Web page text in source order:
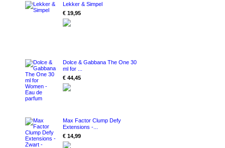
Lekker & Simpel
€ 19,95
Dolce & Gabbana The One 30
ml for ...
€ 44,45
Max Factor Clump Defy
Extensions -...
€ 14,99